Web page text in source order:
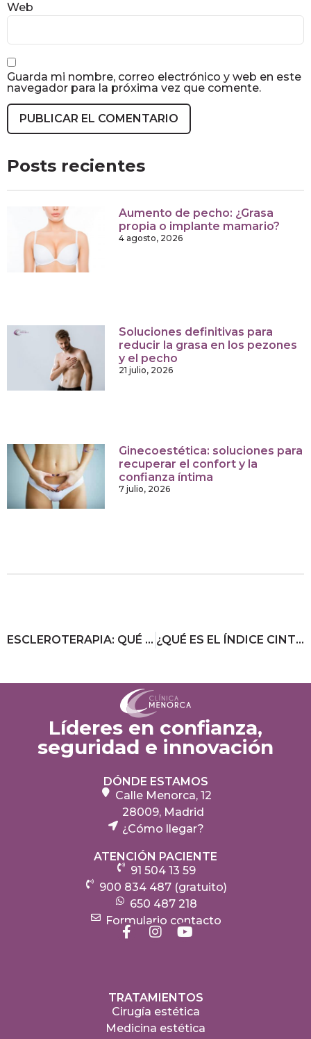
Web
Guarda mi nombre, correo electrónico y web en este
navegador para la próxima vez que comente.
Posts recientes
Aumento de pecho: ¿Grasa
propia o implante mamario?
4 agosto, 2026
Soluciones definitivas para
reducir la grasa en los pezones
y el pecho
21 julio, 2026
Ginecoestética: soluciones para
recuperar el confort y la
confianza íntima
7 julio, 2026
ESCLEROTERAPIA: QUÉ ES Y CUÁNTO DURA EL TRATAMIENTO ¿QUÉ ES EL ÍNDICE CINTURA-CADERA (ICC)?
Líderes en confianza,
seguridad e innovación
DÓNDE ESTAMOS
Calle Menorca, 12
28009, Madrid
¿Cómo llegar?
ATENCIÓN PACIENTE
91 504 13 59
900 834 487 (gratuito)
650 487 218
Formulario contacto
TRATAMIENTOS
Cirugía estética
Medicina estética